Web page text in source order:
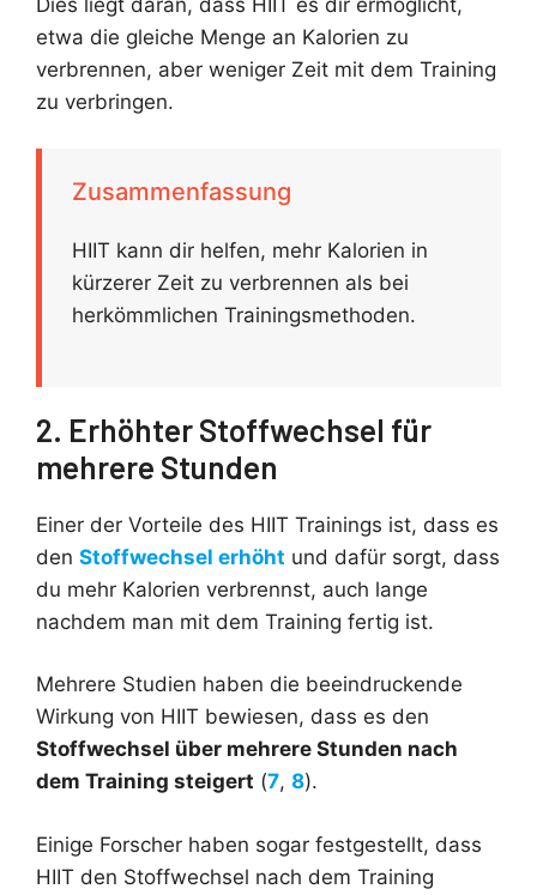
etwa die gleiche Menge an Kalorien zu
verbrennen, aber weniger Zeit mit dem Training
zu verbringen.
Zusammenfassung
HIIT kann dir helfen, mehr Kalorien in
kürzerer Zeit zu verbrennen als bei
herkömmlichen Trainingsmethoden.
2. Erhöhter Stoffwechsel für
mehrere Stunden
Einer der Vorteile des HIIT Trainings ist, dass es
den Stoffwechsel erhöht und dafür sorgt, dass
du mehr Kalorien verbrennst, auch lange
nachdem man mit dem Training fertig ist.
Mehrere Studien haben die beeindruckende
Wirkung von HIIT bewiesen, dass es den
Stoffwechsel über mehrere Stunden nach
dem Training steigert (7, 8).
Einige Forscher haben sogar festgestellt, dass
HIIT den Stoffwechsel nach dem Training